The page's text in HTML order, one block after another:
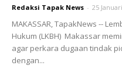
Redaksi Tapak News - 25
MAKASSAR, TapakNews --
Hukum (LKBH) Makassar
agar perkara dugaan tindak
dengan...